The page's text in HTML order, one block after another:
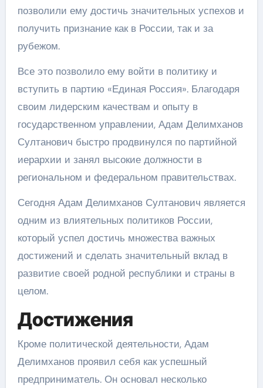
позволили ему достичь значительных успехов и
получить признание как в России, так и за
рубежом.
Все это позволило ему войти в политику и
вступить в партию «Единая Россия». Благодаря
своим лидерским качествам и опыту в
государственном управлении, Адам Делимханов
Султанович быстро продвинулся по партийной
иерархии и занял высокие должности в
региональном и федеральном правительствах.
Сегодня Адам Делимханов Султанович является
одним из влиятельных политиков России,
который успел достичь множества важных
достижений и сделать значительный вклад в
развитие своей родной республики и страны в
целом.
Достижения
Кроме политической деятельности, Адам
Делимханов проявил себя как успешный
предприниматель. Он основал несколько